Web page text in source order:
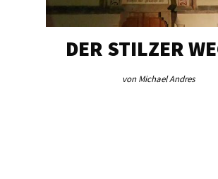
DER STILZER
von Michael Andres